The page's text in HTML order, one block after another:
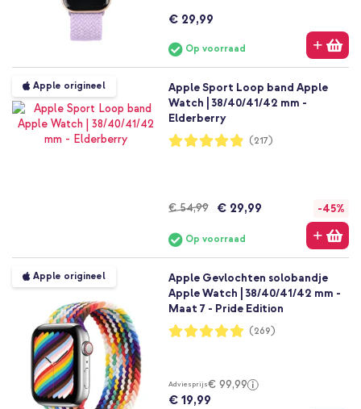
€ 29,99
Op voorraad
Apple origineel
Apple Sport Loop band Apple
Watch | 38/40/41/42 mm -
Elderberry
Waardering:
97%
(217)
€ 54,99 € 29,99 -45%
Op voorraad
Apple origineel
Apple Gevlochten solobandje
Apple Watch | 38/40/41/42 mm -
Maat 7 - Pride Edition
Waardering:
98%
(269)
Adviesprijs€ 99,99
€ 19,99